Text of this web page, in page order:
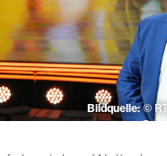
Bildquelle:©